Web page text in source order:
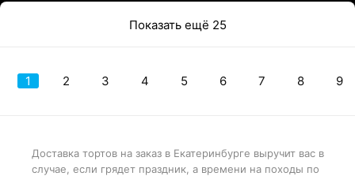
Показать ещё 25
1 2 3 4 5 6 7 8 9
Доставка тортов на заказ в Екатеринбурге выручит вас в
случае, если грядет праздник, а времени на походы по